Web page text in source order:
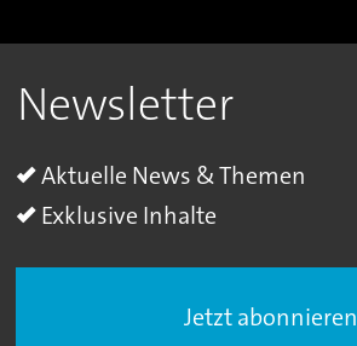
Newsletter
Aktuelle News & Themen
Exklusive Inhalte
Jetzt abonnieren